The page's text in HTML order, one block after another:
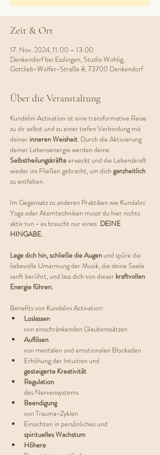
Zeit & Ort
17. Nov. 2024, 11:00 – 13:00
Denkendorf bei Esslingen, Studio Wohlig,
Gottlieb-Wolfer-Straße 8, 73700 Denkendorf
Über die Veranstaltung
Kundalini Activation ist eine transformative Reise
zu dir selbst und zu einer tiefen Verbindung mit
deiner inneren Weisheit. Durch die Aktivierung
deiner Lebensenergie werden deine
Selbstheilungskräfte erweckt und die Lebenskraft
wieder ins Fließen gebracht, um dich ganzheitlich
zu entfalten.
Im Gegensatz zu anderen Praktiken wie Kundalini
Yoga oder Atemtechniken musst du hier nichts
aktiv tun - es braucht nur eines: DEINE
HINGABE.
Lege dich hin, schließe die Augen und spüre die
liebevolle Umarmung der Musik, die deine Seele
sanft berührt, und lass dich von dieser kraftvollen
Energie führen.
Benefits von Kundalini Activation:
Loslassen
von einschränkenden Glaubenssätzen
Auflösen
von mentalen und emotionalen Blockaden
Erhöhung der Intuition und
gesteigerte Kreativität
Regulation
des Nervensystems
Beendigung
von Trauma-Zyklen
Einsichten in persönliches und
spirituelles Wachstum
Höhere